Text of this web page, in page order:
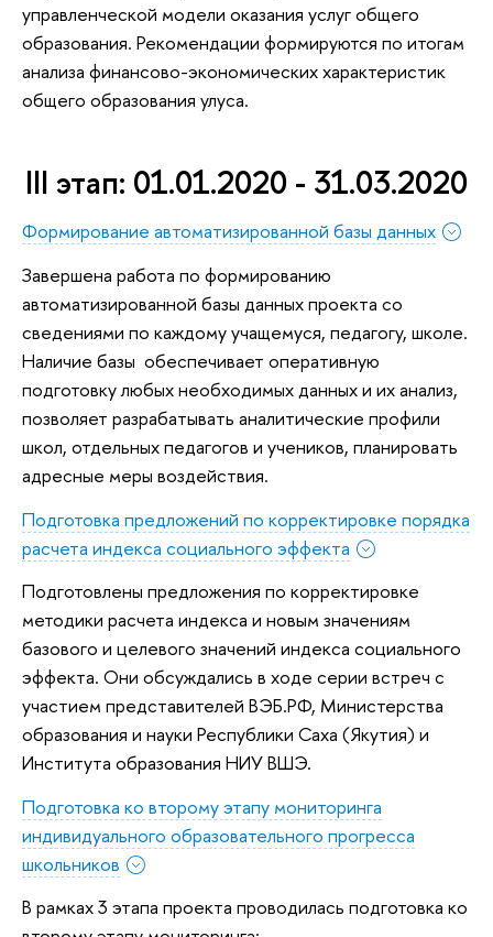
управленческой модели оказания услуг общего
образования. Рекомендации формируются по итогам
анализа финансово-экономических характеристик
общего образования улуса.
III этап: 01.01.2020 - 31.03.2020
Формирование автоматизированной базы данных
Завершена работа по формированию
автоматизированной базы данных проекта со
сведениями по каждому учащемуся, педагогу, школе.
Наличие базы обеспечивает оперативную
подготовку любых необходимых данных и их анализ,
позволяет разрабатывать аналитические профили
школ, отдельных педагогов и учеников, планировать
адресные меры воздействия.
Подготовка предложений по корректировке порядка
расчета индекса социального эффекта
Подготовлены предложения по корректировке
методики расчета индекса и новым значениям
базового и целевого значений индекса социального
эффекта. Они обсуждались в ходе серии встреч с
участием представителей ВЭБ.РФ, Министерства
образования и науки Республики Саха (Якутия) и
Института образования НИУ ВШЭ.
Подготовка ко второму этапу мониторинга
индивидуального образовательного прогресса
школьников
В рамках 3 этапа проекта проводилась подготовка ко